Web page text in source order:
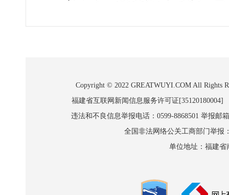
Copyright © 2022 GREATWUYI.COM All Rights
福建省互联网新闻信息服务许可证
违法和不良信息举报电话：0599-8868501 举报邮
全国非法网络公关工商部门举报
单位地址：福建省